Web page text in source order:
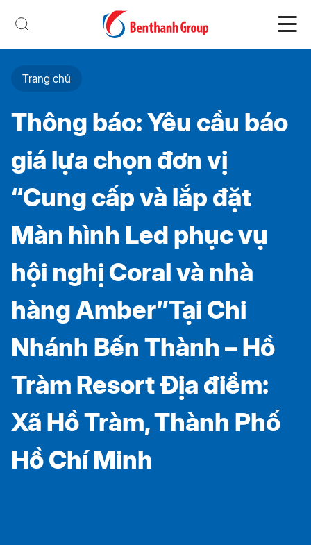
Trang chủ
Thông báo: Yêu cầu báo
giá lựa chọn đơn vị
“Cung cấp và lắp đặt
Màn hình Led phục vụ
hội nghị Coral và nhà
hàng Amber”Tại Chi
Nhánh Bến Thành – Hồ
Tràm Resort Địa điểm:
Xã Hồ Tràm, Thành Phố
Hồ Chí Minh